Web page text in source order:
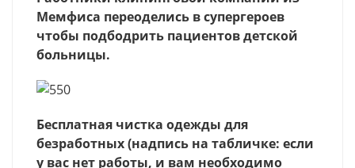
Мемфиса переоделись в супергероев
чтобы подбодрить пациентов детской
больницы.
Бесплатная чистка одежды для
безработных (надпись на табличке: если
у вас нет работы, и вам необходимо